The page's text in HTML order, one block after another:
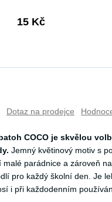
15 Kč
Dotaz na prodejce
COCO je skvělou
Jemný květinový motiv s
malé parádnice a zároveň
pro každý školní den. Je
i při každodenním